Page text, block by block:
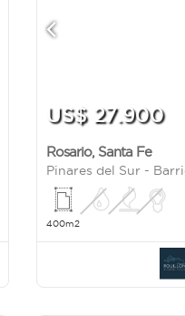
US$ 27.900
Rosario, Santa Fe
400m2